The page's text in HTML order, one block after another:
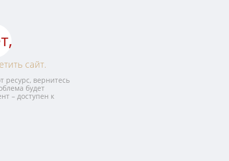
сайт.
ресурс, вернитесь
будет
– доступен к